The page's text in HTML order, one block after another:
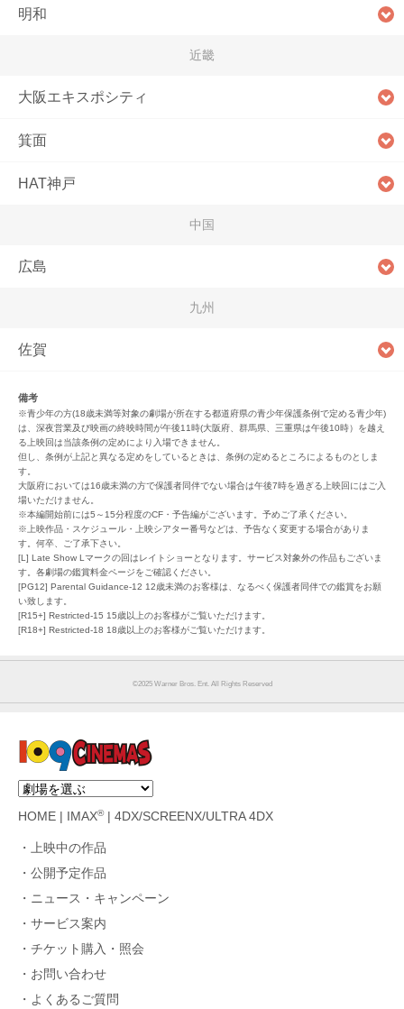
明和
近畿
大阪エキスポシティ
箕面
HAT神戸
中国
広島
九州
佐賀
備考
※青少年の方(18歳未満等対象の劇場が所在する都道府県の青少年保護条例で定める青少年)
は、深夜営業及び映画の終映時間が午後11時(大阪府、群馬県、三重県は午後10時）を越え
る上映回は当該条例の定めにより入場できません。
但し、条例が上記と異なる定めをしているときは、条例の定めるところによるものとしま
す。
大阪府においては16歳未満の方で保護者同伴でない場合は午後7時を過ぎる上映回にはご入
場いただけません。
※本編開始前には5～15分程度のCF・予告編がございます。予めご了承ください。
※上映作品・スケジュール・上映シアター番号などは、予告なく変更する場合がありま
す。何卒、ご了承下さい。
[L] Late Show Lマークの回はレイトショーとなります。サービス対象外の作品もございま
す。各劇場の鑑賞料金ページをご確認ください。
[PG12] Parental Guidance-12 12歳未満のお客様は、なるべく保護者同伴での鑑賞をお願
い致します。
[R15+] Restricted-15 15歳以上のお客様がご覧いただけます。
[R18+] Restricted-18 18歳以上のお客様がご覧いただけます。
©︎2025 Warner Bros. Ent. All Rights Reserved
HOME IMAX®| 4DX/SCREENX/ULTRA 4DX
上映中の作品
公開予定作品
ニュース・キャンペーン
サービス案内
チケット購入・照会
お問い合わせ
よくあるご質問